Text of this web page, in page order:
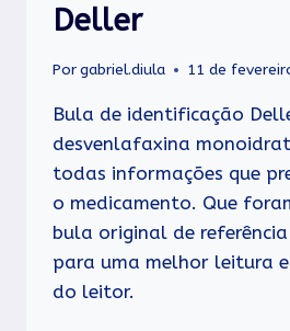
Deller
Porgabriel.diula 11 de
Bula de identificação
desvenlafaxina
todas informações que
o medicamento. Que
bula original de
para uma melhor leitura
do leitor.